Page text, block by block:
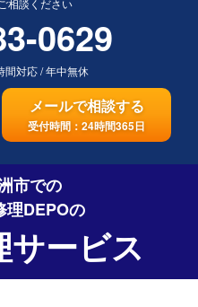
0629
間対応/年中無休
メールで相談する
受付時間：24時間365日
市での
理DEPOの
サービス